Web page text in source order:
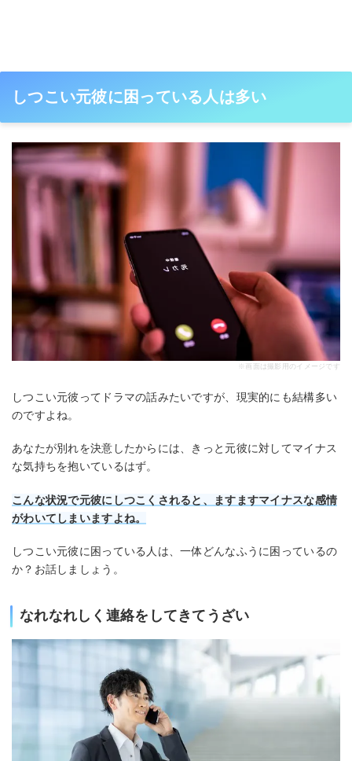
しつこい元彼に困っている人は多い
※画面は撮影用のイメージです
しつこい元彼ってドラマの話みたいですが、現実的にも結構多い
のですよね。
あなたが別れを決意したからには、きっと元彼に対してマイナス
な気持ちを抱いているはず。
こんな状況で元彼にしつこくされると、ますますマイナスな感情
がわいてしまいますよね。
しつこい元彼に困っている人は、一体どんなふうに困っているの
か？お話しましょう。
なれなれしく連絡をしてきてうざい